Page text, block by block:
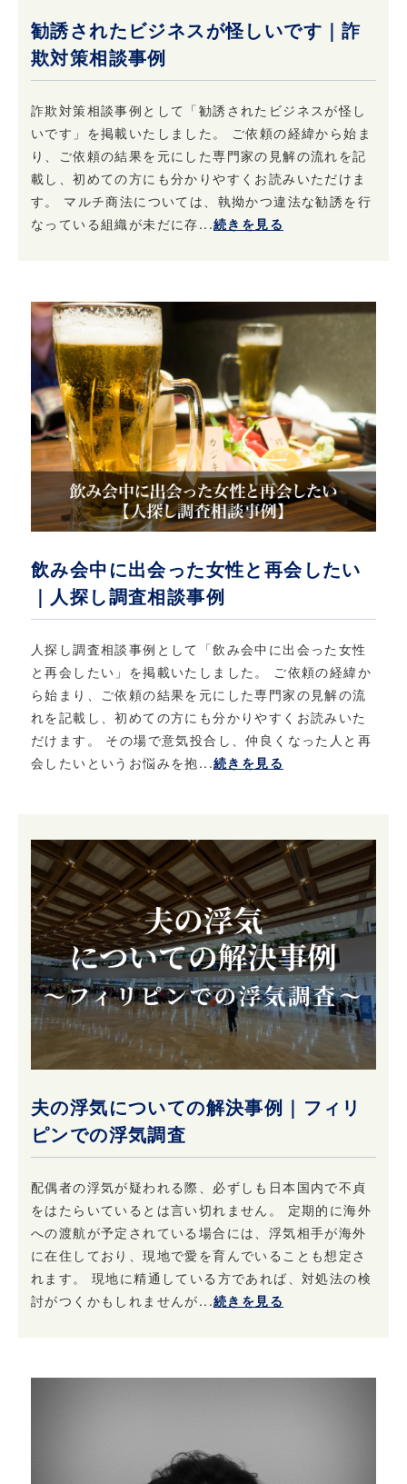
勧誘されたビジネスが怪しいです｜詐
欺対策相談事例
詐欺対策相談事例として「勧誘されたビジネスが怪し
いです」を掲載いたしました。 ご依頼の経緯から始ま
り、ご依頼の結果を元にした専門家の見解の流れを記
載し、初めての方にも分かりやすくお読みいただけま
す。 マルチ商法については、執拗かつ違法な勧誘を行
なっている組織が未だに存...続きを見る
飲み会中に出会った女性と再会したい
｜人探し調査相談事例
人探し調査相談事例として「飲み会中に出会った女性
と再会したい」を掲載いたしました。 ご依頼の経緯か
ら始まり、ご依頼の結果を元にした専門家の見解の流
れを記載し、初めての方にも分かりやすくお読みいた
だけます。 その場で意気投合し、仲良くなった人と再
会したいというお悩みを抱...続きを見る
夫の浮気についての解決事例｜フィリ
ピンでの浮気調査
配偶者の浮気が疑われる際、必ずしも日本国内で不貞
をはたらいているとは言い切れません。 定期的に海外
への渡航が予定されている場合には、浮気相手が海外
に在住しており、現地で愛を育んでいることも想定さ
れます。 現地に精通している方であれば、対処法の検
討がつくかもしれませんが...続きを見る